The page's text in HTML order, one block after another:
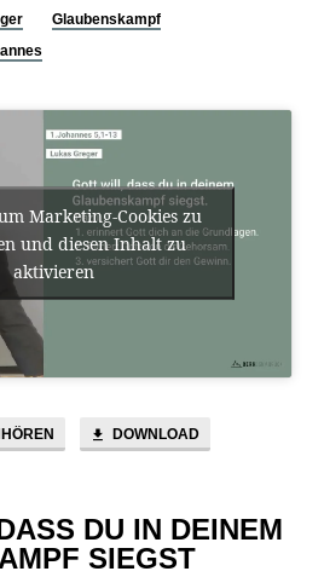
Glaubenskampf
Marketing-Cookies zu
und diesen Inhalt zu
aktivieren
DOWNLOAD
DU IN DEINEM
SIEGST